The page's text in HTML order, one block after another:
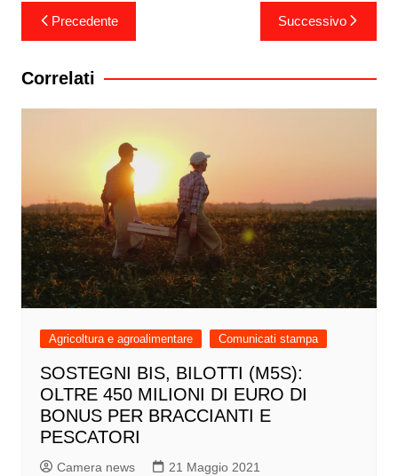
Navigazione
articoli
Precedente Successivo
Correlati
Agricoltura e agroalimentare Comunicati stampa
SOSTEGNI BIS, BILOTTI (M5S):
OLTRE 450 MILIONI DI EURO DI
BONUS PER BRACCIANTI E
PESCATORI
Camera news 21 Maggio 2021